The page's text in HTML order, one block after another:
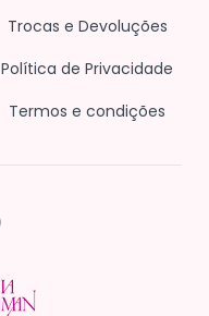
Trocas e Devoluções
Política de Privacidade
Termos e condições